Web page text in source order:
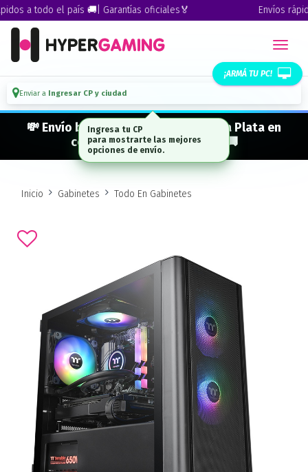
a todo el país 🚚| Garantías oficiales🏅 Envíos
¡ARMÁ TU PC!
Enviar a Ingresar CP y ciudad
💸 Envío bonificado a CABA · GBA · La Plata en
compras desde $ 300.000* 🚚
Inicio Gabinetes Todo En Gabinetes